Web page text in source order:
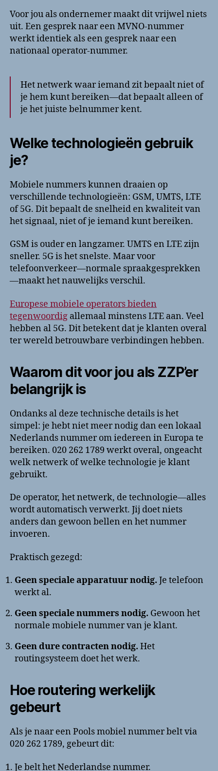
Voor jou als ondernemer maakt dit vrijwel niets
uit. Een gesprek naar een MVNO-nummer
werkt identiek als een gesprek naar een
nationaal operator-nummer.
Het netwerk waar iemand zit bepaalt niet of
je hem kunt bereiken—dat bepaalt alleen of
je het juiste belnummer kent.
Welke technologieën gebruik
je?
Mobiele nummers kunnen draaien op
verschillende technologieën: GSM, UMTS, LTE
of 5G. Dit bepaalt de snelheid en kwaliteit van
het signaal, niet of je iemand kunt bereiken.
GSM is ouder en langzamer. UMTS en LTE zijn
sneller. 5G is het snelste. Maar voor
telefoonverkeer—normale spraakgesprekken
—maakt het nauwelijks verschil.
Europese mobiele operators bieden
tegenwoordig allemaal minstens LTE aan. Veel
hebben al 5G. Dit betekent dat je klanten overal
ter wereld betrouwbare verbindingen hebben.
Waarom dit voor jou als ZZP’er
belangrijk is
Ondanks al deze technische details is het
simpel: je hebt niet meer nodig dan een lokaal
Nederlands nummer om iedereen in Europa te
bereiken. 020 262 1789 werkt overal, ongeacht
welk netwerk of welke technologie je klant
gebruikt.
De operator, het netwerk, de technologie—alles
wordt automatisch verwerkt. Jij doet niets
anders dan gewoon bellen en het nummer
invoeren.
Praktisch gezegd:
Geen speciale apparatuur nodig. Je telefoon
werkt al.
Geen speciale nummers nodig. Gewoon het
normale mobiele nummer van je klant.
Geen dure contracten nodig. Het
routingsysteem doet het werk.
Hoe routering werkelijk
gebeurt
Als je naar een Pools mobiel nummer belt via
020 262 1789, gebeurt dit:
Je belt het Nederlandse nummer.